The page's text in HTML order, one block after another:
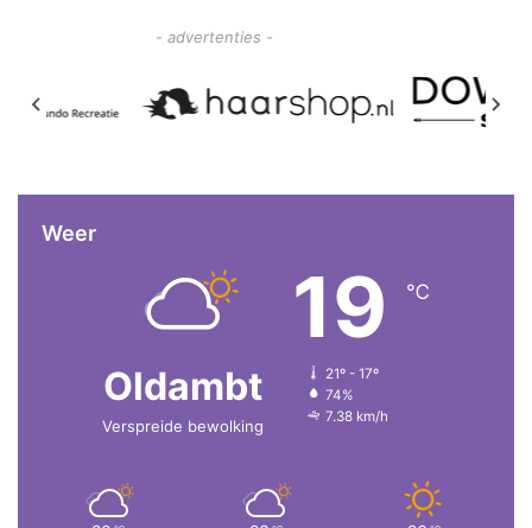
- advertenties -
Weer
Oldambt
Verspreide bewolking
19 ℃
21º - 17º
74%
7.38 km/h